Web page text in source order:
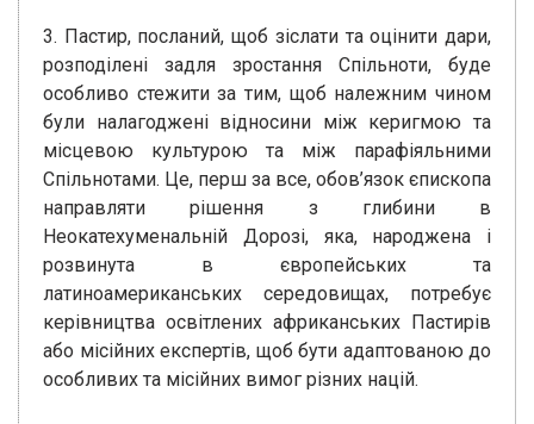
3. Пастир, посланий, щоб зіслати та оцінити дари,
розподілені задля зростання Спільноти, буде
особливо стежити за тим, щоб належним чином
були налагоджені відносини між керигмою та
місцевою культурою та між парафіяльними
Спільнотами. Це, перш за все, обов’язок єпископа
направляти рішення з глибини в
Неокатехуменальній Дорозі, яка, народжена і
розвинута в європейських та
латиноамериканських середовищах, потребує
керівництва освітлених африканських Пастирів
або місійних експертів, щоб бути адаптованою до
особливих та місійних вимог різних націй.